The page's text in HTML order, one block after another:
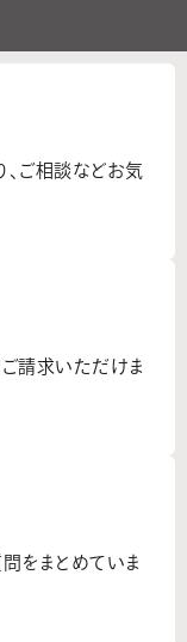
ご相談などお気
請求いただけま
をまとめていま